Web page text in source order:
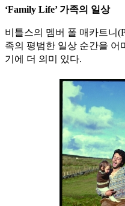
‘Family Life’ 가족의 일상
비틀스의 멤버 폴 매카트니
족의 평범한 일상 순간을 어
기에 더 의미 있다.